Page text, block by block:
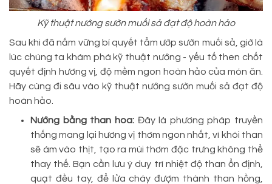
Kỹ thuật nướng sườn muối sả đạt độ hoàn hảo
Sau khi đã nắm vững bí quyết tẩm ướp sườn muối sả, giờ là
lúc chúng ta khám phá kỹ thuật nướng - yếu tố then chốt
quyết định hương vị, độ mềm ngon hoàn hảo của món ăn.
Hãy cùng đi sâu vào kỹ thuật nướng sườn muối sả đạt độ
hoàn hảo.
Nướng bằng than hoa:Đây là phương pháp truyền
thống mang lại hương vị thơm ngon nhất, vì khói than
sẽ ám vào thịt, tạo ra mùi thơm đặc trưng không thể
thay thế. Bạn cần lưu ý duy trì nhiệt độ than ổn định,
quạt đều tay, để lửa cháy đượm thành than hồng,